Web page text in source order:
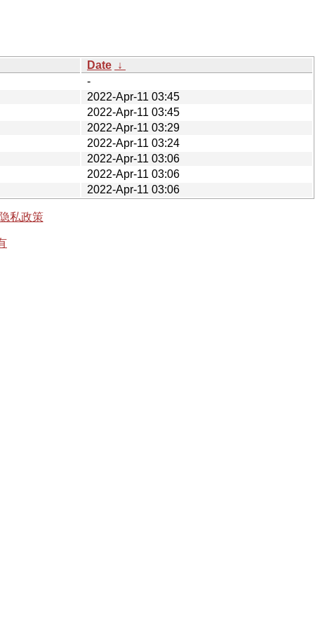
Date ↓
-
2022-Apr-11 03:45
2022-Apr-11 03:45
2022-Apr-11 03:29
2022-Apr-11 03:24
2022-Apr-11 03:06
2022-Apr-11 03:06
2022-Apr-11 03:06
隐私政策